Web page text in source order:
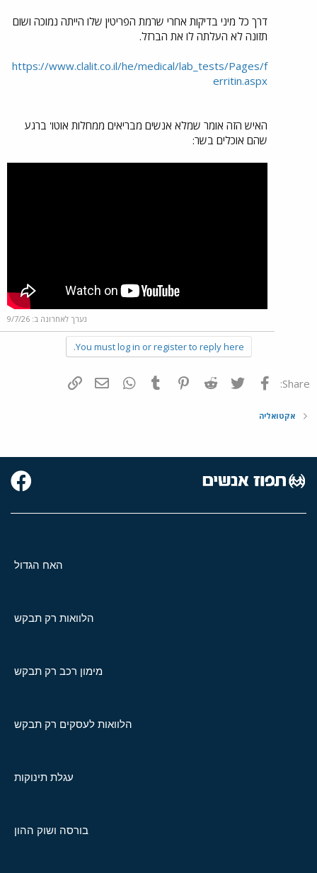
דרך כל מיני בדיקות אחרי שרמת הפריטין שלו הייתה נמוכה ושום
תזונה לא העלתה לו את הברזל.
https://www.clalit.co.il/he/medical/lab_tests/Pages/f
erritin.aspx
האיש הזה אומר שמלא אנשים מבריאים ממחלות אוטו' ברגע
שהם אוכלים בשר:
נערך לאחרונה ב: 9/7/26
You must log in or register to reply here.
Share: פייסבוק Twitter
Reddit
Pinterest
Tumblr
WhatsAppדואר אלקטרוני
אקטואליה
האח הגדול
הלוואות רק תבקש
מימון רכב רק תבקש
הלוואות לעסקים רק תבקש
עגלת תינוקות
בורסה ושוק ההון